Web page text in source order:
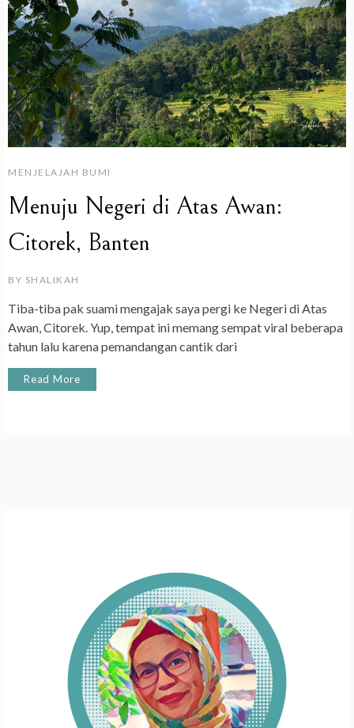
MENJELAJAH BUMI
Menuju Negeri di Atas Awan:
Citorek, Banten
BY SHALIKAH
Tiba-tiba pak suami mengajak saya pergi ke Negeri di Atas
Awan, Citorek. Yup, tempat ini memang sempat viral beberapa
tahun lalu karena pemandangan cantik dari
Read More